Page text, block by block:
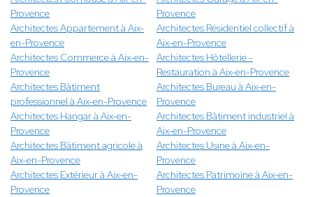
Provence
Provence
Architectes Appartement à Aix-
en-Provence
Architectes Résidentiel collectif à
Aix-en-Provence
Architectes Commerce à Aix-en-
Provence
Architectes Hôtellerie -
Restauration à Aix-en-Provence
Architectes Bâtiment
professionnel à Aix-en-Provence
Architectes Bureau à Aix-en-
Provence
Architectes Hangar à Aix-en-
Provence
Architectes Bâtiment industriel à
Aix-en-Provence
Architectes Bâtiment agricole à
Aix-en-Provence
Architectes Usine à Aix-en-
Provence
Architectes Extérieur à Aix-en-
Provence
Architectes Patrimoine à Aix-en-
Provence